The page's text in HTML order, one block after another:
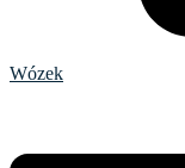
Wózek